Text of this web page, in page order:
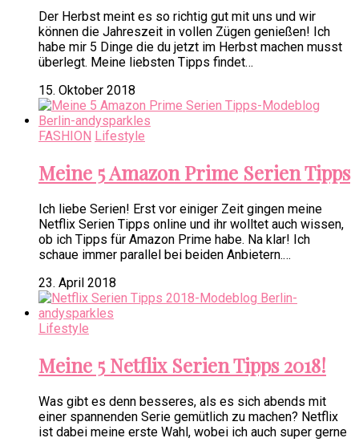
Der Herbst meint es so richtig gut mit uns und wir
können die Jahreszeit in vollen Zügen genießen! Ich
habe mir 5 Dinge die du jetzt im Herbst machen musst
überlegt. Meine liebsten Tipps findet…
15. Oktober 2018
FASHION Lifestyle
Meine 5 Amazon Prime Serien Tipps
Ich liebe Serien! Erst vor einiger Zeit gingen meine
Netflix Serien Tipps online und ihr wolltet auch wissen,
ob ich Tipps für Amazon Prime habe. Na klar! Ich
schaue immer parallel bei beiden Anbietern.…
23. April 2018
Lifestyle
Meine 5 Netflix Serien Tipps 2018!
Was gibt es denn besseres, als es sich abends mit
einer spannenden Serie gemütlich zu machen? Netflix
ist dabei meine erste Wahl, wobei ich auch super gerne